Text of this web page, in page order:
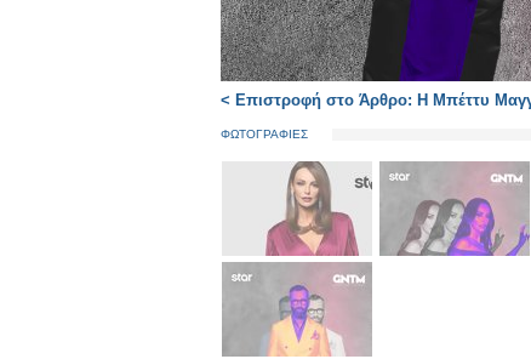
< Επιστροφή στο Άρθρο: Η Μπέττυ
ΦΩΤΟΓΡΑΦΙΕΣ